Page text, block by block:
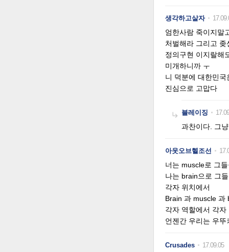
생각하고살자
엄한사람 죽이지말
처벌해라 그리고 좆
정의구현 이지랄해
미개하니까 ㅜ
니 덕분에 대한민
진심으로 고맙다
 블레이징
과찬이다. 그
아웃오브헬조선
너는 muscle로 그
나는 brain으로 그
각자 위치에서
Brain 과 muscle 과
각자 역할에서 각
언젠간 우리는 우
Crusades 17.09.05